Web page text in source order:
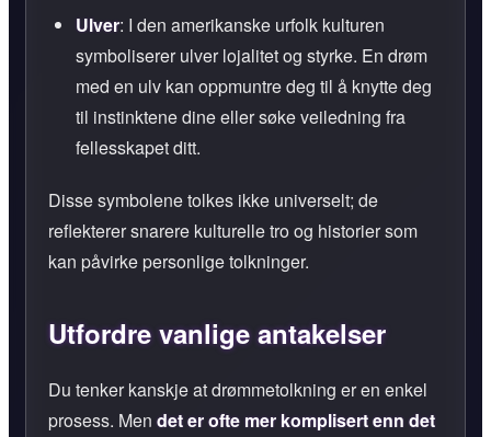
Ulver: I den amerikanske urfolk kulturen
symboliserer ulver lojalitet og styrke. En drøm
med en ulv kan oppmuntre deg til å knytte deg
til instinktene dine eller søke veiledning fra
fellesskapet ditt.
Disse symbolene tolkes ikke universelt; de
reflekterer snarere kulturelle tro og historier som
kan påvirke personlige tolkninger.
Utfordre vanlige antakelser
Du tenker kanskje at drømmetolkning er en enkel
prosess. Men det er ofte mer komplisert enn det